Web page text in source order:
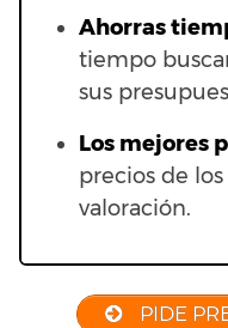
Ahorras t
tiempo
sus
Los mejores
precios de
valoración.
PIDE